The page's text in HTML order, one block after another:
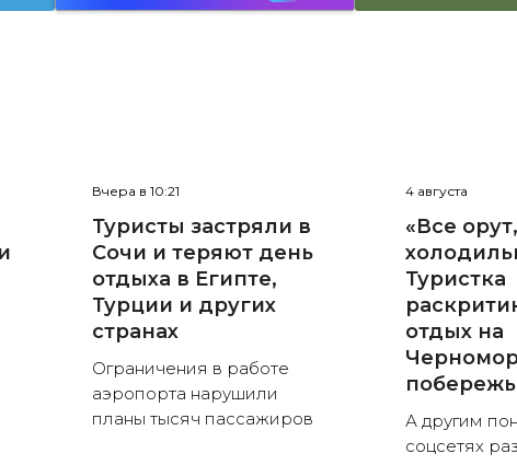
Вчера в 10:21
Туристы застряли в
Сочи и теряют день
отдыха в Египте,
Турции и других
странах
Ограничения в работе
аэропорта нарушили
планы тысяч пассажиров
4 августа
«Все
Туристка
отдых на
А другим
соцсетях